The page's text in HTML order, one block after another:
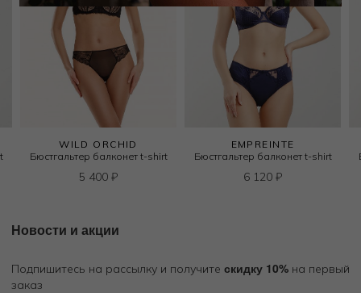
WILD ORCHID
Бюстгальтер балконет t-shirt
5 400 ₽
EMPREINTE
Бюстгальтер балконет t-shirt
6 120 ₽
Новости и акции
Подпишитесь на рассылку и получите скидку 10% на первый
заказ